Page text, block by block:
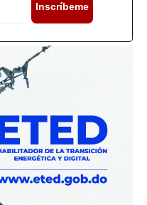
Inscríbeme